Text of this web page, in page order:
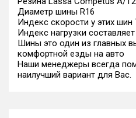
Диаметр шины R16
Индекс скорости у этих шин
Индекс нагрузки
Шины это один из главных
комфортной езды на авто
Наши менеджеры всегда
наилучший вариант для Вас.